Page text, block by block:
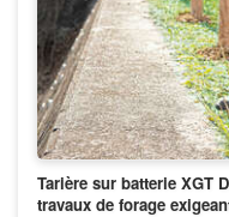
Tarière sur batterie XGT
travaux de forage